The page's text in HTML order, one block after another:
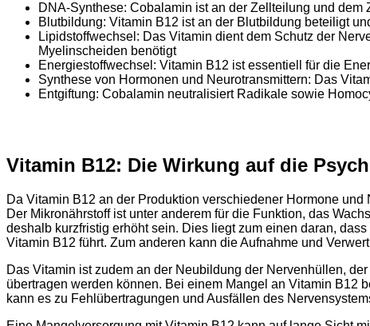
DNA-Synthese: Cobalamin ist an der Zellteilung und dem
Blutbildung: Vitamin B12 ist an der Blutbildung beteiligt
Lipidstoffwechsel: Das Vitamin dient dem Schutz der
Myelinscheiden benötigt
Energiestoffwechsel: Vitamin B12 ist essentiell für die
Synthese von Hormonen und Neurotransmittern: Das
Entgiftung: Cobalamin neutralisiert Radikale sowie
Vitamin B12: Die Wirkung auf die
Da Vitamin B12 an der Produktion verschiedener Hormone
Der Mikronährstoff ist unter anderem für die Funktion, das
deshalb kurzfristig erhöht sein. Dies liegt zum einen daran,
Vitamin B12 führt. Zum anderen kann die Aufnahme und
Das Vitamin ist zudem an der Neubildung der Nervenhüllen,
übertragen werden können. Bei einem Mangel an Vitamin B12
kann es zu Fehlübertragungen und Ausfällen des